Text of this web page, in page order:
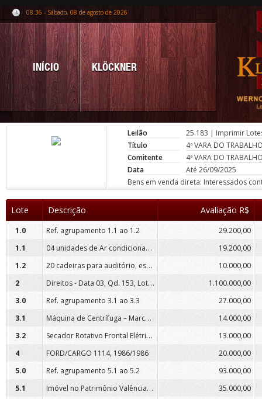
08:36 - Sábado, 08 de agosto de 2026
INÍCIO KLÖCKNER
Leilão 25.183 | Imprimir
Título
4ª VARA DO
Comitente
4ª VARA DO
Data
Até 26/09/2025
Bens em venda direta: Interessados
Lote Descrição Avaliação R$
1.0 Ref. agrupamento 1.1 ao 1.2
29.200,00
1.1
04 unidades de Ar condicionado, samsung
19.200,00
1.2
20 cadeiras para auditório, estofadas em couro sintético
10.000,00
2
Direitos - Data 03, Qd. 153, Lot. Sumaré, Maringá/Pr.
1.100.000,00
3.0
Ref. agrupamento 3.1 ao 3.3
27.000,00
3.1
Máquina de Centrífuga – Marca LAVEXMIL
14.000,00
3.2
Secador Rotativo Frontal Elétrico – Marca Lavexmil
13.000,00
4
FORD/CARGO 1114, 1986/1986
20.000,00
5.0
Ref. agrupamento 5.1 ao 5.2
93.000,00
5.1
Imóvel no Patrimônio Valência, Ângulo/PR.
35.000,00